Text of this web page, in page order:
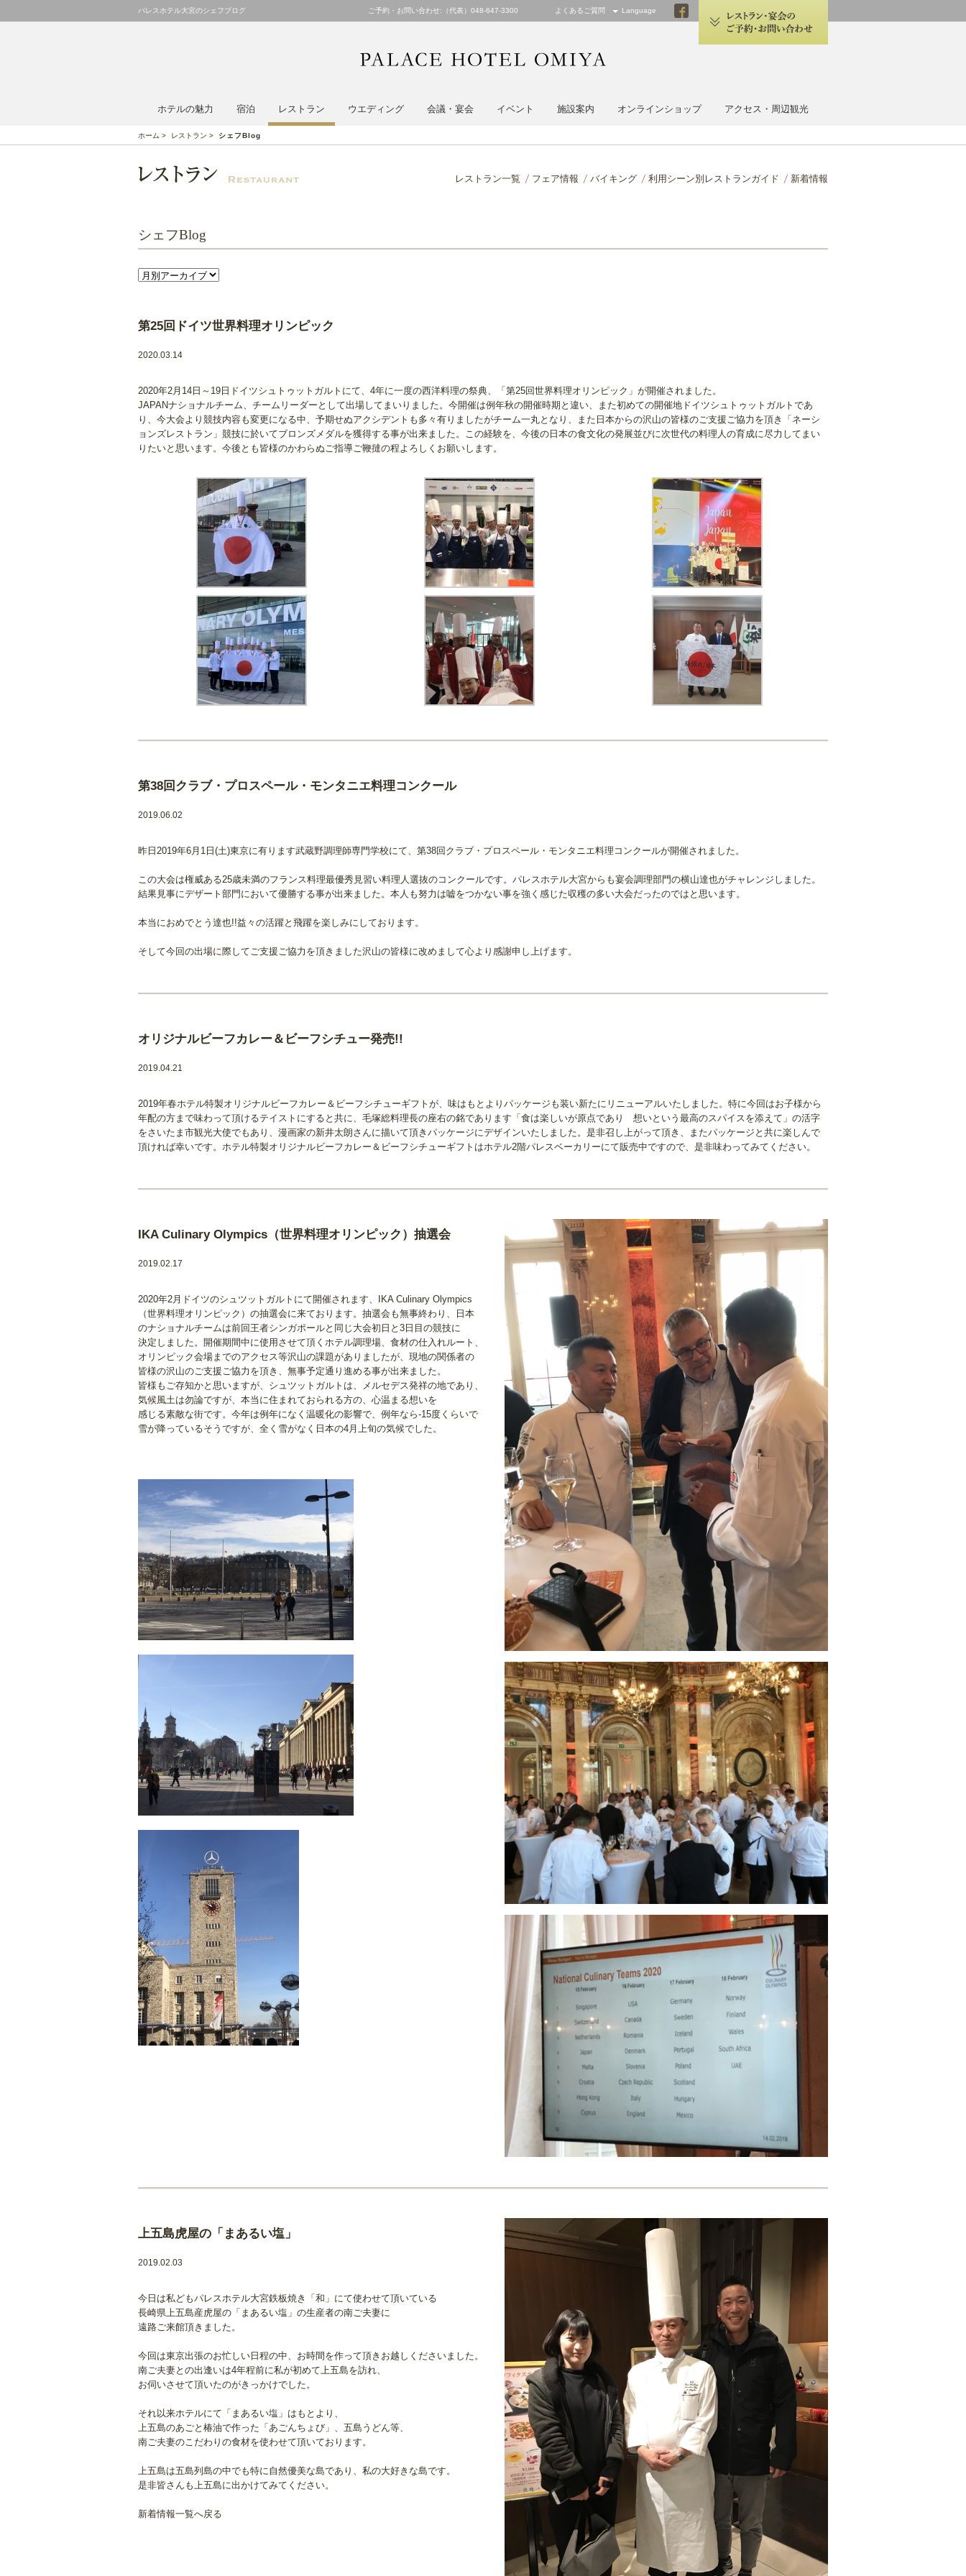
パレスホテル大宮のシェフブログ ご予約・お問い合わせ:（代表）048-647-3300 よくあるご質問 Language
ホテルの魅力 宿泊 レストラン ウエディング 会議・宴会 イベント 施設案内 オンラインショップ アクセス・周辺観光
ホーム > レストラン > シェフBlog
レストラン一覧 フェア情報 バイキング 利用シーン別レストランガイド 新着情報
シェフBlog
第25回ドイツ世界料理オリンピック
2020.03.14
2020年2月14日～19日ドイツシュトゥットガルトにて、4年に一度の西洋料理の祭典、「第25回世界料理オリンピック」が開催されました。
JAPANナショナルチーム、チームリーダーとして出場してまいりました。今開催は例年秋の開催時期と違い、また初めての開催地ドイツシュトゥットガルトであ
り、今大会より競技内容も変更になる中、予期せぬアクシデントも多々有りましたがチーム一丸となり、また日本からの沢山の皆様のご支援ご協力を頂き「ネーシ
ョンズレストラン」競技に於いてブロンズメダルを獲得する事が出来ました。この経験を、今後の日本の食文化の発展並びに次世代の料理人の育成に尽力してまい
りたいと思います。今後とも皆様のかわらぬご指導ご鞭撻の程よろしくお願いします。
第38回クラブ・プロスペール・モンタニエ料理コンクール
2019.06.02
昨日2019年6月1日(土)東京に有ります武蔵野調理師専門学校にて、第38回クラブ・プロスペール・モンタニエ料理コンクールが開催されました。
この大会は権威ある25歳未満のフランス料理最優秀見習い料理人選抜のコンクールです。パレスホテル大宮からも宴会調理部門の横山達也がチャレンジしました。
結果見事にデザート部門において優勝する事が出来ました。本人も努力は嘘をつかない事を強く感じた収穫の多い大会だったのではと思います。
本当におめでとう達也!!益々の活躍と飛躍を楽しみにしております。
そして今回の出場に際してご支援ご協力を頂きました沢山の皆様に改めまして心より感謝申し上げます。
オリジナルビーフカレー＆ビーフシチュー発売!!
2019.04.21
2019年春ホテル特製オリジナルビーフカレー＆ビーフシチューギフトが、味はもとよりパッケージも装い新たにリニューアルいたしました。特に今回はお子様から
年配の方まで味わって頂けるテイストにすると共に、毛塚総料理長の座右の銘であります「食は楽しいが原点であり 想いという最高のスパイスを添えて」の活字
をさいたま市観光大使でもあり、漫画家の新井太朗さんに描いて頂きパッケージにデザインいたしました。是非召し上がって頂き、またパッケージと共に楽しんで
頂ければ幸いです。ホテル特製オリジナルビーフカレー＆ビーフシチューギフトはホテル2階パレスベーカリーにて販売中ですので、是非味わってみてください。
IKA Culinary Olympics（世界料理オリンピック）抽選会
2019.02.17
2020年2月ドイツのシュツットガルトにて開催されます、IKA Culinary Olympics
（世界料理オリンピック）の抽選会に来ております。抽選会も無事終わり、日本
のナショナルチームは前回王者シンガポールと同じ大会初日と3日目の競技に
決定しました。開催期間中に使用させて頂くホテル調理場、食材の仕入れルート、
オリンピック会場までのアクセス等沢山の課題がありましたが、現地の関係者の
皆様の沢山のご支援ご協力を頂き、無事予定通り進める事が出来ました。
皆様もご存知かと思いますが、シュツットガルトは、メルセデス発祥の地であり、
気候風土は勿論ですが、本当に住まれておられる方の、心温まる想いを
感じる素敵な街です。今年は例年になく温暖化の影響で、例年なら-15度くらいで
雪が降っているそうですが、全く雪がなく日本の4月上旬の気候でした。
上五島虎屋の「まあるい塩」
2019.02.03
今日は私どもパレスホテル大宮鉄板焼き「和」にて使わせて頂いている
長崎県上五島産虎屋の「まあるい塩」の生産者の南ご夫妻に
遠路ご来館頂きました。
今回は東京出張のお忙しい日程の中、お時間を作って頂きお越しくださいました。
南ご夫妻との出逢いは4年程前に私が初めて上五島を訪れ、
お伺いさせて頂いたのがきっかけでした。
それ以来ホテルにて「まあるい塩」はもとより、
上五島のあごと椿油で作った「あごんちょび」、五島うどん等、
南ご夫妻のこだわりの食材を使わせて頂いております。
上五島は五島列島の中でも特に自然優美な島であり、私の大好きな島です。
是非皆さんも上五島に出かけてみてください。
新着情報一覧へ戻る